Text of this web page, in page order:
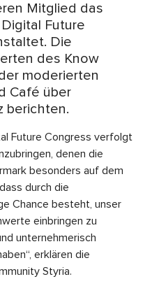
Mitglied das
Future
Die
des Know
moderierten
Café über
berichten.
Future Congress verfolgt
denen die
besonders auf dem
durch die
Chance besteht, unser
einbringen zu
unternehmerisch
erklären die
Styria.